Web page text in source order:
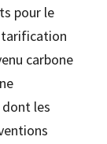
pour le
tarification
carbone
les